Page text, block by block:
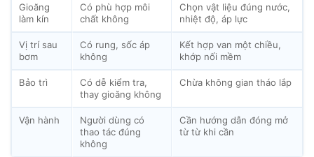
Gioăng
làm kín
Có phù hợp môi
chất không
Chọn vật liệu đúng nước,
nhiệt độ, áp lực
Vị trí sau
bơm
Có rung, sốc áp
không
Kết hợp van một chiều,
khớp nối mềm
Bảo trì
Có dễ kiểm tra,
thay gioăng không
Chừa không gian tháo lắp
Vận hành
Người dùng có
thao tác đúng
không
Cần hướng dẫn đóng mở
từ từ khi cần